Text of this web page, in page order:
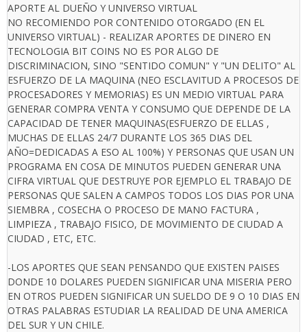
APORTE AL DUEÑO Y UNIVERSO VIRTUAL
NO RECOMIENDO POR CONTENIDO OTORGADO (EN EL
UNIVERSO VIRTUAL) - REALIZAR APORTES DE DINERO EN
TECNOLOGIA BIT COINS NO ES POR ALGO DE
DISCRIMINACION, SINO "SENTIDO COMUN" Y "UN DELITO" AL
ESFUERZO DE LA MAQUINA (NEO ESCLAVITUD A PROCESOS DE
PROCESADORES Y MEMORIAS) ES UN MEDIO VIRTUAL PARA
GENERAR COMPRA VENTA Y CONSUMO QUE DEPENDE DE LA
CAPACIDAD DE TENER MAQUINAS(ESFUERZO DE ELLAS ,
MUCHAS DE ELLAS 24/7 DURANTE LOS 365 DIAS DEL
AÑO=DEDICADAS A ESO AL 100%) Y PERSONAS QUE USAN UN
PROGRAMA EN COSA DE MINUTOS PUEDEN GENERAR UNA
CIFRA VIRTUAL QUE DESTRUYE POR EJEMPLO EL TRABAJO DE
PERSONAS QUE SALEN A CAMPOS TODOS LOS DIAS POR UNA
SIEMBRA , COSECHA O PROCESO DE MANO FACTURA ,
LIMPIEZA , TRABAJO FISICO, DE MOVIMIENTO DE CIUDAD A
CIUDAD , ETC, ETC.
-LOS APORTES QUE SEAN PENSANDO QUE EXISTEN PAISES
DONDE 10 DOLARES PUEDEN SIGNIFICAR UNA MISERIA PERO
EN OTROS PUEDEN SIGNIFICAR UN SUELDO DE 9 O 10 DIAS EN
OTRAS PALABRAS ESTUDIAR LA REALIDAD DE UNA AMERICA
DEL SUR Y UN CHILE.